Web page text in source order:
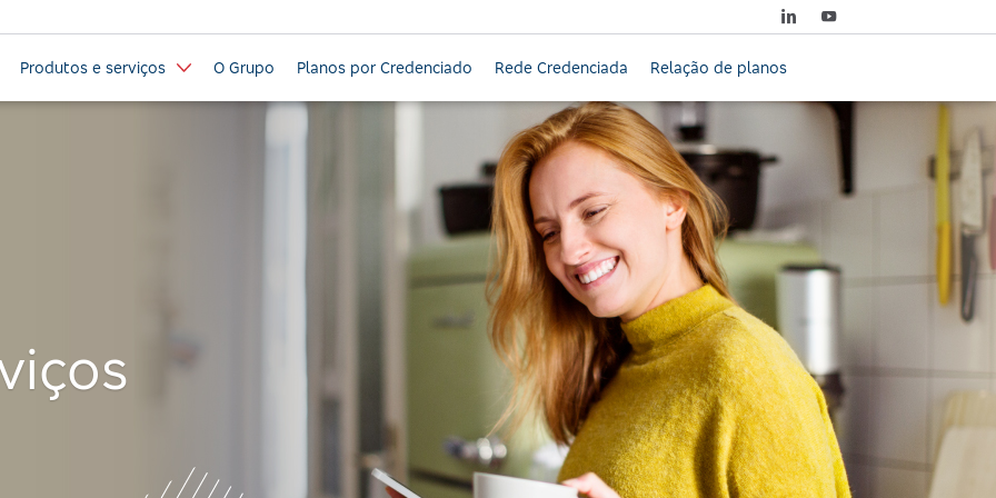
Produtos e serviços O Grupo Planos por Credenciado Rede Credenciada Relação de planos